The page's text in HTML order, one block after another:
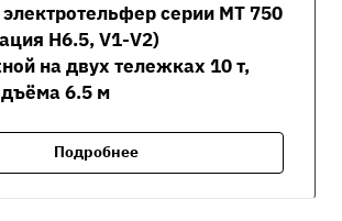
серии MT 750
H6.5, V1-V2)
на двух тележках 10 т,
6.5 м
Подробнее